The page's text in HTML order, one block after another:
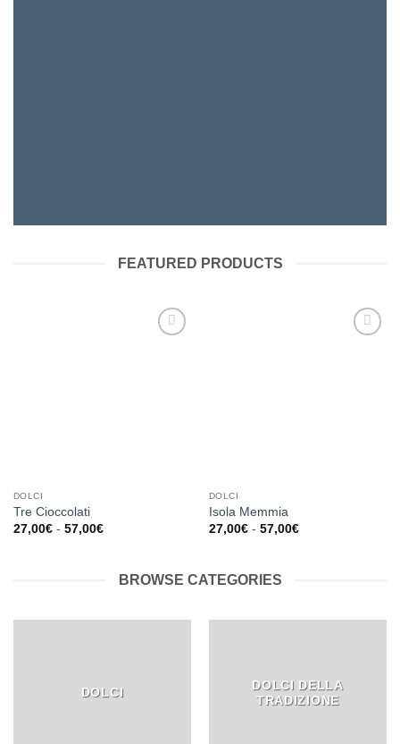
FEATURED PRODUCTS
DOLCI
Tre Cioccolati
27,00€ - 57,00€Fascia
27,00€
DOLCI
Isola Memmia
27,00€ - 57,00€Fascia
BROWSE CATEGORIES
DOLCI
DOLCI DELLA
TRADIZIONE